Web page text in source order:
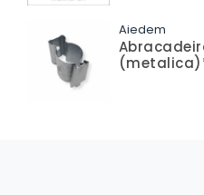
Aiedem